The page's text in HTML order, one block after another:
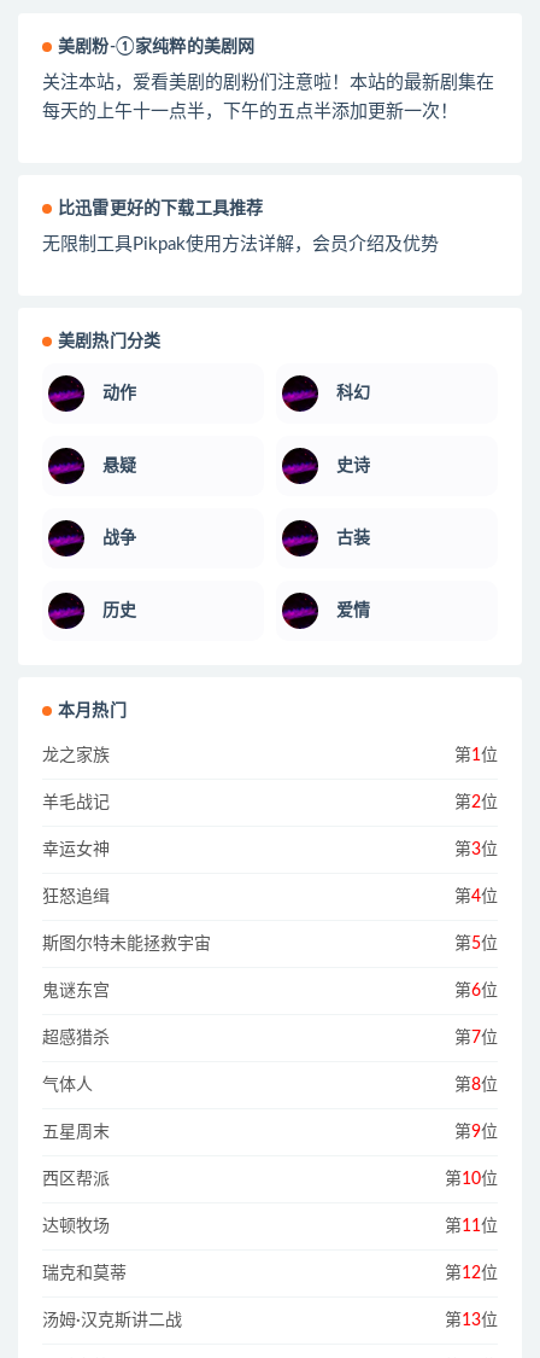
美剧粉-①家纯粹的美剧网
关注本站，爱看美剧的剧粉们注意啦！本站的最新剧集在
每天的上午十一点半，下午的五点半添加更新一次！
比迅雷更好的下载工具推荐
无限制工具Pikpak使用方法详解，会员介绍及优势
美剧热门分类
动作 科幻
悬疑 史诗
战争 古装
历史 爱情
本月热门
龙之家族 第1位
羊毛战记 第2位
幸运女神 第3位
狂怒追缉 第4位
斯图尔特未能拯救宇宙 第5位
鬼谜东宫 第6位
超感猎杀 第7位
气体人 第8位
五星周末 第9位
西区帮派 第10位
达顿牧场 第11位
瑞克和莫蒂 第12位
汤姆·汉克斯讲二战 第13位